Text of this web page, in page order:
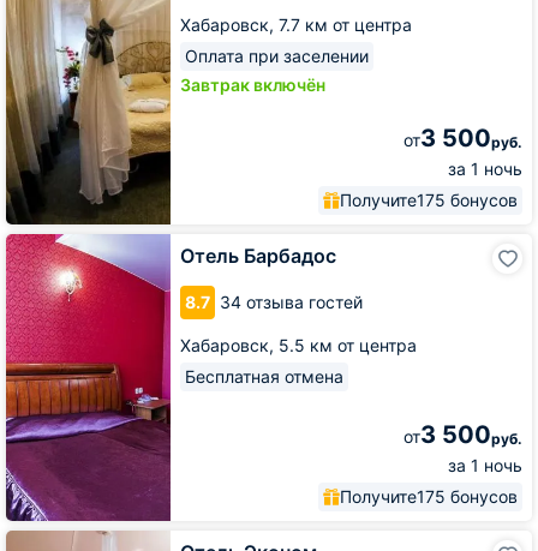
Хабаровск, 7.7 км от центра
Оплата при заселении
Завтрак включён
от3 500руб.
за 1 ночь
Получите175 бонусов
Отель Барбадос
8.7 34 отзыва гостей
Хабаровск, 5.5 км от центра
Бесплатная отмена
от3 500руб.
за 1 ночь
Получите175 бонусов
Отель
Барбадос
Отель